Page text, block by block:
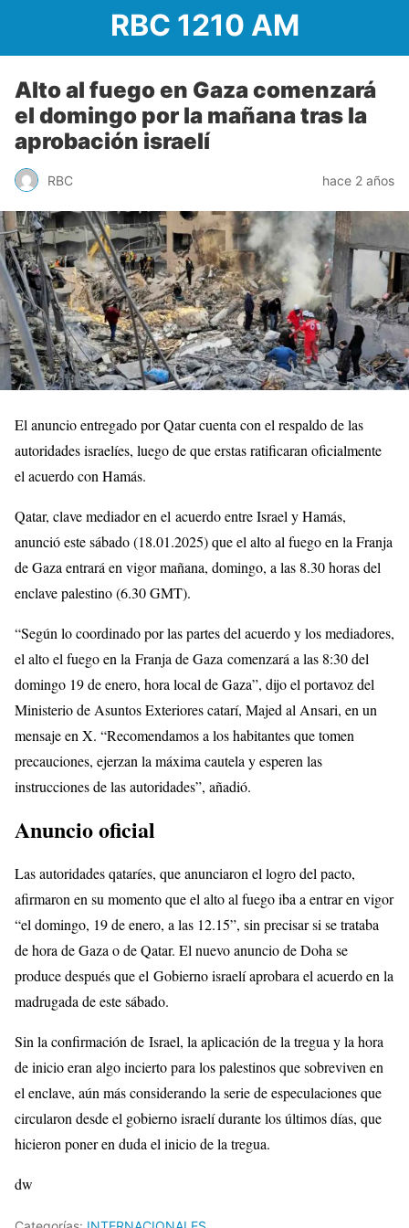
RBC 1210 AM
Alto al fuego en Gaza comenzará
el domingo por la mañana tras la
aprobación israelí
RBC hace 2 años
El anuncio entregado por Qatar cuenta con el respaldo de las
autoridades israelíes, luego de que erstas ratificaran oficialmente
el acuerdo con Hamás.
Qatar, clave mediador en el acuerdo entre Israel y Hamás,
anunció este sábado (18.01.2025) que el alto al fuego en la Franja
de Gaza entrará en vigor mañana, domingo, a las 8.30 horas del
enclave palestino (6.30 GMT).
“Según lo coordinado por las partes del acuerdo y los mediadores,
el alto el fuego en la Franja de Gaza comenzará a las 8:30 del
domingo 19 de enero, hora local de Gaza”, dijo el portavoz del
Ministerio de Asuntos Exteriores catarí, Majed al Ansari, en un
mensaje en X. “Recomendamos a los habitantes que tomen
precauciones, ejerzan la máxima cautela y esperen las
instrucciones de las autoridades”, añadió.
Anuncio oficial
Las autoridades qataríes, que anunciaron el logro del pacto,
afirmaron en su momento que el alto al fuego iba a entrar en vigor
“el domingo, 19 de enero, a las 12.15”, sin precisar si se trataba
de hora de Gaza o de Qatar. El nuevo anuncio de Doha se
produce después que el Gobierno israelí aprobara el acuerdo en la
madrugada de este sábado.
Sin la confirmación de Israel, la aplicación de la tregua y la hora
de inicio eran algo incierto para los palestinos que sobreviven en
el enclave, aún más considerando la serie de especulaciones que
circularon desde el gobierno israelí durante los últimos días, que
hicieron poner en duda el inicio de la tregua.
dw